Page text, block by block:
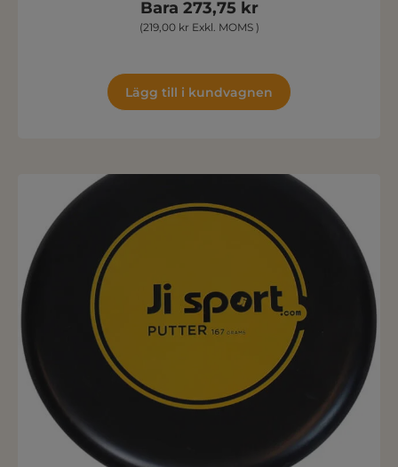
Bara 273,75 kr
(219,00 kr Exkl. MOMS )
Lägg till i kundvagnen